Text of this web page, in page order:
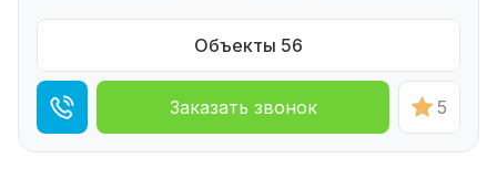
Объекты 56
Заказать звонок 5